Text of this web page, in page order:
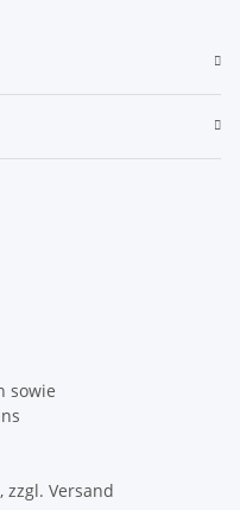
sowie
zzgl. Versand